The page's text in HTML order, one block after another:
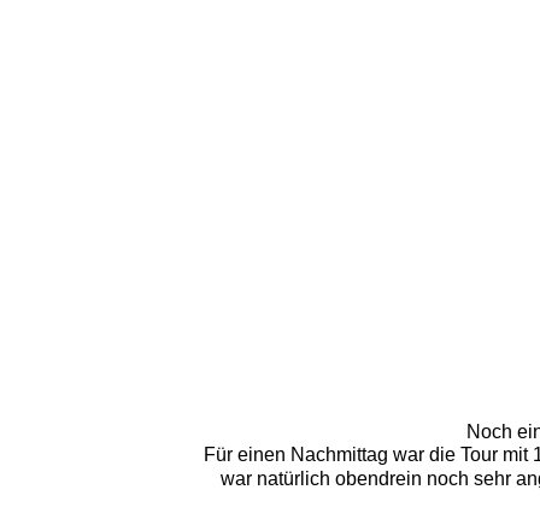
Noch
Für einen Nachmittag war die Tour
war natürlich obendrein noch sehr